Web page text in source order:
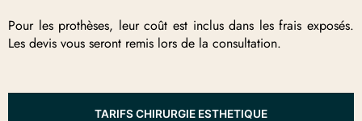
Pour les prothèses, leur coût est inclus dans les frais exposés.
Les devis vous seront remis lors de la consultation.
TARIFS CHIRURGIE ESTHETIQUE